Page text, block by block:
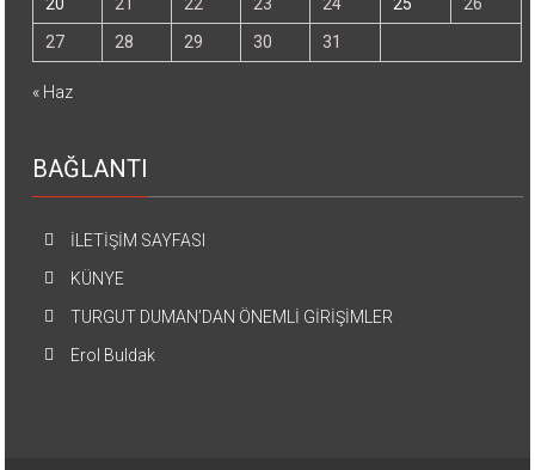
27
28 29 30 31
« Haz
BAĞLANTI
İLETİŞİM SAYFASI
KÜNYE
TURGUT DUMAN’DAN ÖNEMLİ GİRİŞİMLER
Erol Buldak